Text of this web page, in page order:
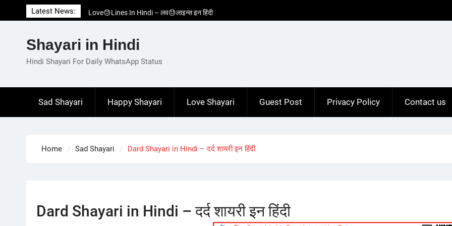
to
Latest News:
Love😓Lines In Hindi – लव😓लाइन्स इन हिंदी
Romantic Love😽Status – रोमांटिक लव😽स्टेटस
1 Line☝️Shayari In Hindi – १ लाइन☝️शायरी इन
हिंदी
Shayari in Hindi
Hindi Shayari For Daily WhatsApp Status
Sad Shayari Happy Shayari Love Shayari Guest Post Privacy Policy Contact us
Home Sad Shayari Dard Shayari in Hindi – दर्द शायरी इन हिंदी
Dard Shayari in Hindi – दर्द शायरी इन हिंदी